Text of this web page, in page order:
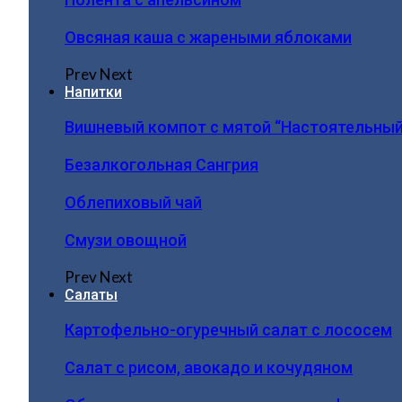
Овсяная каша с жареными яблоками
PrevNext
Напитки
Вишневый компот с мятой
Безалкогольная Сангрия
Облепиховый чай
Смузи овощной
PrevNext
Салаты
Картофельно-огуречный салат с лососем
Салат с рисом, авокадо и кочудяном